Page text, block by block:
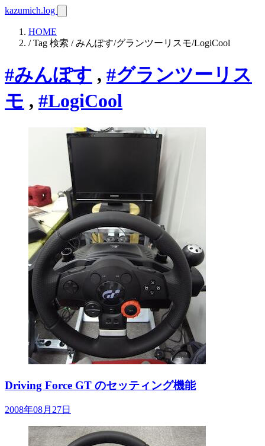
kazumich.log
HOME
/ Tag 検索 / みんぽす/グランツーリスモ/LogiCool
#みんぽす , #グランツーリス
モ , #LogiCool
Driving Force GT のセッティング機能
2008年08月27日